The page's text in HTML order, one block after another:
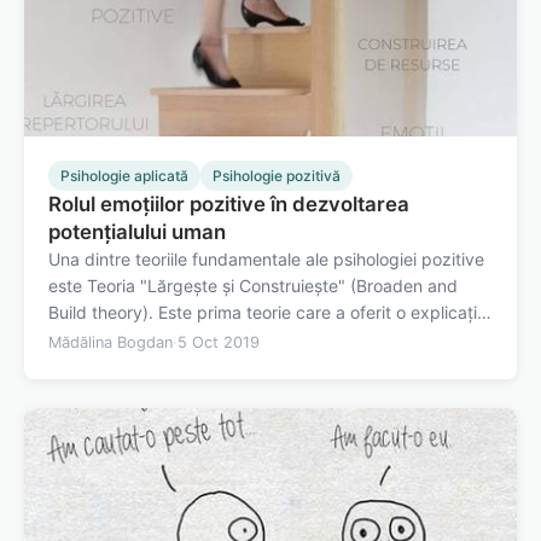
Psihologie aplicată Psihologie pozitivă
Rolul emoțiilor pozitive în dezvoltarea
potențialului uman
Una dintre teoriile fundamentale ale psihologiei pozitive
este Teoria "Lărgește și Construiește" (Broaden and
Build theory). Este prima teorie care a oferit o explicație
științifică pentru existența emoțiilor pozitive. Până la ea
Mădălina Bogdan· 5 Oct 2019